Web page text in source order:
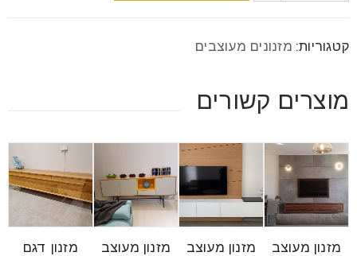
קטגוריות: מזנונים מעוצבים
מוצרים קשורים
מזנון מעוצב
מזנון מעוצב
מזנון מעוצב
מזנון דגם